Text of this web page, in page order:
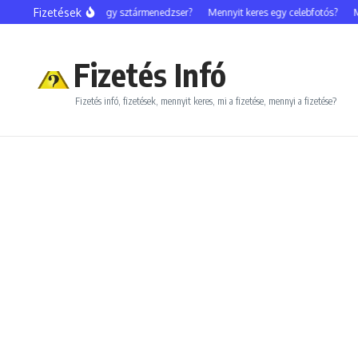
Ugrás a tartalomhoz
Fizetések
Mennyit keres egy sztármenedzser? Mennyit keres egy celebfotós?
Fizetés Infó
Fizetés infó, fizetések, mennyit keres, mi a fizetése, mennyi a fizetése?